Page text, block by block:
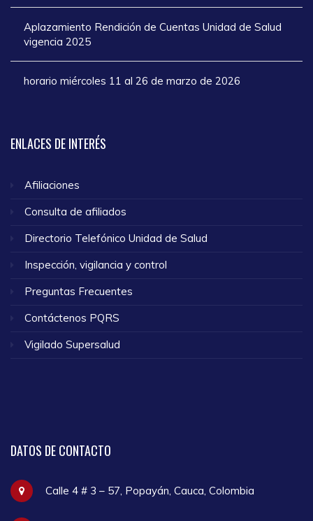
Aplazamiento Rendición de Cuentas Unidad de Salud
vigencia 2025
horario miércoles 11 al 26 de marzo de 2026
ENLACES DE INTERÉS
Afiliaciones
Consulta de afiliados
Directorio Telefónico Unidad de Salud
Inspección, vigilancia y control
Preguntas Frecuentes
Contáctenos PQRS
Vigilado Supersalud
DATOS DE CONTACTO
Calle 4 # 3 – 57, Popayán, Cauca, Colombia